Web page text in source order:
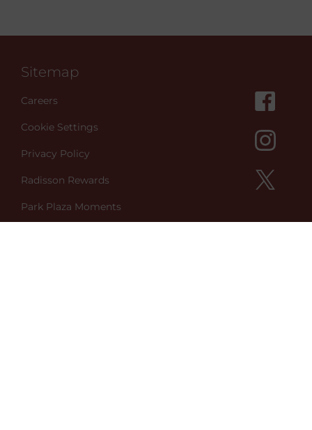
Sitemap
Careers
Cookie Settings
Privacy Policy
Radisson Rewards
Park Plaza Moments